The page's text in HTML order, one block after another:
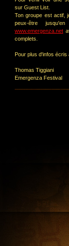
sur Guest List.
Ton groupe est actif,
peux-être
www.emergenza.net
complets.
Pour plus d'infos écris
Thomas Tiggiani
Emergenza Festival